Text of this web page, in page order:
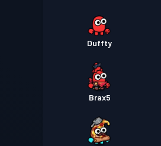
Duffty
Brax5